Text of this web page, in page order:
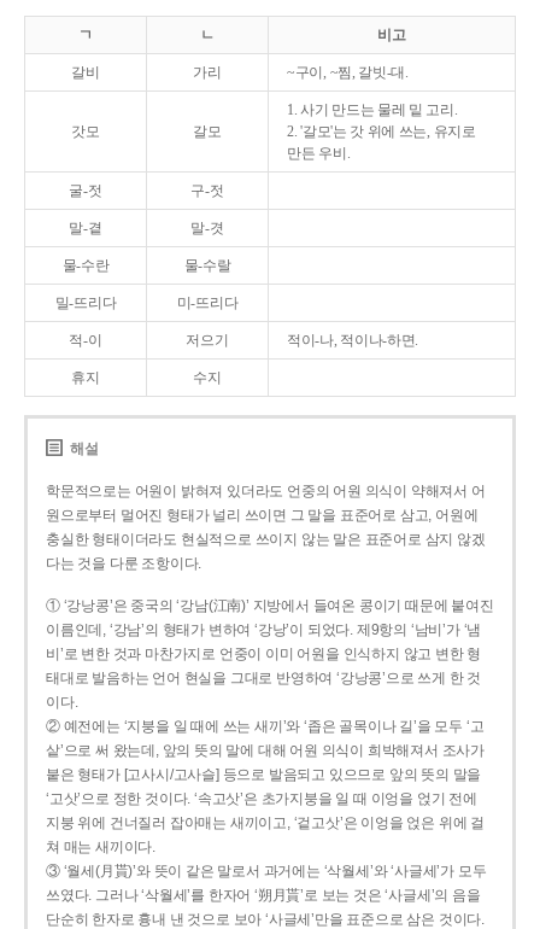
ㄱ ㄴ 비고
갈비 가리 ~구이, ~찜, 갈빗-대.
갓모 갈모
1. 사기 만드는 물레 밑 고리.
2. '갈모'는 갓 위에 쓰는, 유지로
만든 우비.
굴-젓 구-젓
말-곁 말-겻
물-수란 물-수랄
밀-뜨리다 미-뜨리다
적-이 저으기 적이-나, 적이나-하면.
휴지 수지
해설
학문적으로는 어원이 밝혀져 있더라도 언중의 어원 의식이 약해져서 어
원으로부터 멀어진 형태가 널리 쓰이면 그 말을 표준어로 삼고, 어원에
충실한 형태이더라도 현실적으로 쓰이지 않는 말은 표준어로 삼지 않겠
다는 것을 다룬 조항이다.
① ‘강낭콩’은 중국의 ‘강남(江南)’ 지방에서 들여온 콩이기 때문에 붙여진
이름인데, ‘강남’의 형태가 변하여 ‘강낭’이 되었다. 제9항의 ‘남비’가 ‘냄
비’로 변한 것과 마찬가지로 언중이 이미 어원을 인식하지 않고 변한 형
태대로 발음하는 언어 현실을 그대로 반영하여 ‘강낭콩’으로 쓰게 한 것
이다.
② 예전에는 ‘지붕을 일 때에 쓰는 새끼’와 ‘좁은 골목이나 길’을 모두 ‘고
샅’으로 써 왔는데, 앞의 뜻의 말에 대해 어원 의식이 희박해져서 조사가
붙은 형태가 [고사시/고사슬] 등으로 발음되고 있으므로 앞의 뜻의 말을
‘고삿’으로 정한 것이다. ‘속고삿’은 초가지붕을 일 때 이엉을 얹기 전에
지붕 위에 건너질러 잡아매는 새끼이고, ‘겉고삿’은 이엉을 얹은 위에 걸
쳐 매는 새끼이다.
③ ‘월세(月貰)’와 뜻이 같은 말로서 과거에는 ‘삭월세’와 ‘사글세’가 모두
쓰였다. 그러나 ‘삭월세’를 한자어 ‘朔月貰’로 보는 것은 ‘사글세’의 음을
단순히 한자로 흉내 낸 것으로 보아 ‘사글세’만을 표준으로 삼은 것이다.